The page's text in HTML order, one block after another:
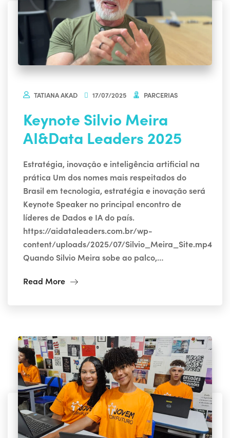
TATIANA AKAD 17/07/2025 PARCERIAS
Keynote Silvio Meira
AI&Data Leaders 2025
Estratégia, inovação e inteligência artificial na
prática Um dos nomes mais respeitados do
Brasil em tecnologia, estratégia e inovação será
Keynote Speaker no principal encontro de
líderes de Dados e IA do país.
https://aidataleaders.com.br/wp-
content/uploads/2025/07/Silvio_Meira_Site.mp4
Quando Silvio Meira sobe ao palco,…
Read More